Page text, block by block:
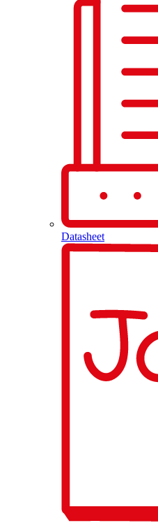
Datasheet